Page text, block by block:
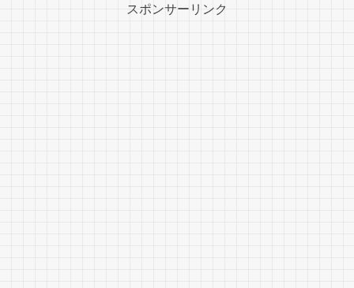
スポンサーリンク